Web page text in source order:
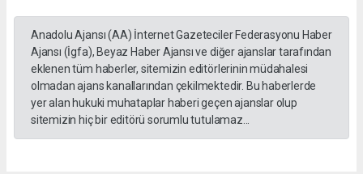
Anadolu Ajansı (AA) İnternet Gazeteciler Federasyonu Haber
Ajansı (İgfa), Beyaz Haber Ajansı ve diğer ajanslar tarafından
eklenen tüm haberler, sitemizin editörlerinin müdahalesi
olmadan ajans kanallarından çekilmektedir. Bu haberlerde
yer alan hukuki muhataplar haberi geçen ajanslar olup
sitemizin hiç bir editörü sorumlu tutulamaz...